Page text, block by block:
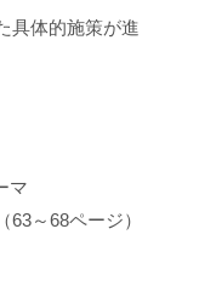
具体的施策が進
マ
～68ページ）